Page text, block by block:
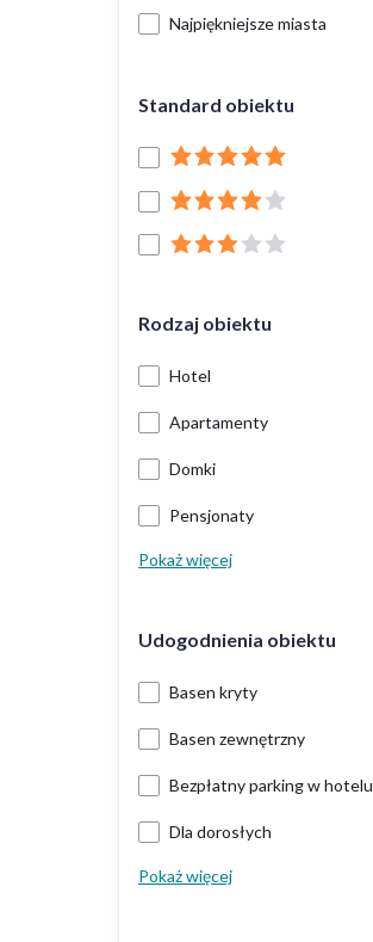
Najpiękniejsze miasta
Standard obiektu
Rodzaj obiektu
Hotel
Apartamenty
Domki
Pensjonaty
Pokaż więcej
Udogodnienia obiektu
Basen kryty
Basen zewnętrzny
Bezpłatny parking w hotelu
Dla dorosłych
Pokaż więcej